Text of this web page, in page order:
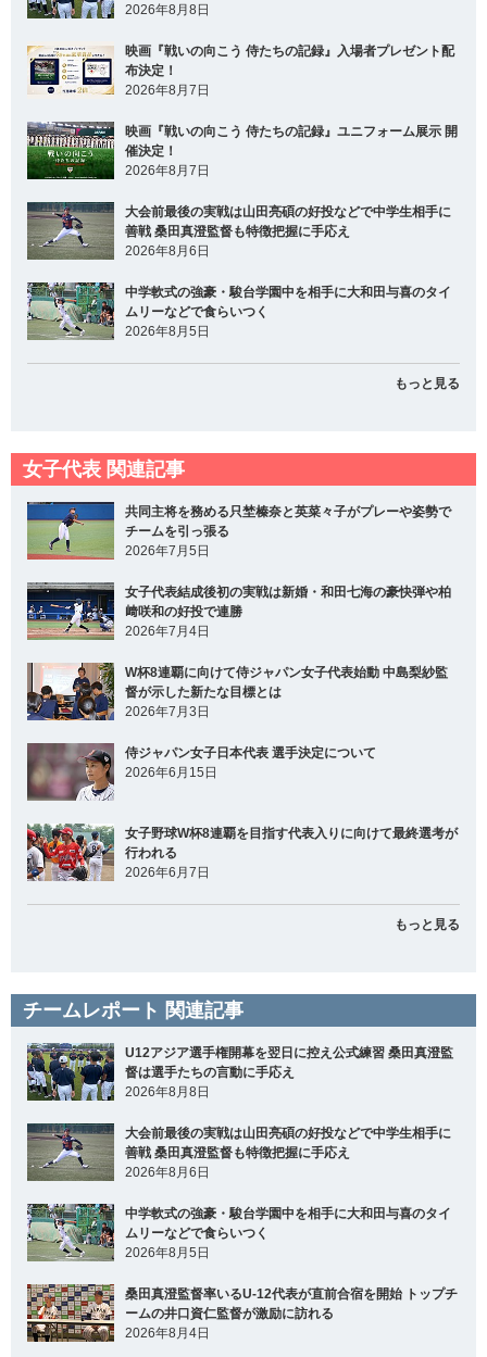
2026年8月8日
映画『戦いの向こう 侍たちの記録』入場者プレゼント配
布決定！
2026年8月7日
映画『戦いの向こう 侍たちの記録』ユニフォーム展示 開
催決定！
2026年8月7日
大会前最後の実戦は山田亮碩の好投などで中学生相手に
善戦 桑田真澄監督も特徴把握に手応え
2026年8月6日
中学軟式の強豪・駿台学園中を相手に大和田与喜のタイ
ムリーなどで食らいつく
2026年8月5日
もっと見る
女子代表 関連記事
共同主将を務める只埜榛奈と英菜々子がプレーや姿勢で
チームを引っ張る
2026年7月5日
女子代表結成後初の実戦は新婚・和田七海の豪快弾や柏
﨑咲和の好投で連勝
2026年7月4日
W杯8連覇に向けて侍ジャパン女子代表始動 中島梨紗監
督が示した新たな目標とは
2026年7月3日
侍ジャパン女子日本代表 選手決定について
2026年6月15日
女子野球W杯8連覇を目指す代表入りに向けて最終選考が
行われる
2026年6月7日
もっと見る
チームレポート 関連記事
U12アジア選手権開幕を翌日に控え公式練習 桑田真澄監
督は選手たちの言動に手応え
2026年8月8日
大会前最後の実戦は山田亮碩の好投などで中学生相手に
善戦 桑田真澄監督も特徴把握に手応え
2026年8月6日
中学軟式の強豪・駿台学園中を相手に大和田与喜のタイ
ムリーなどで食らいつく
2026年8月5日
桑田真澄監督率いるU-12代表が直前合宿を開始 トップチ
ームの井口資仁監督が激励に訪れる
2026年8月4日